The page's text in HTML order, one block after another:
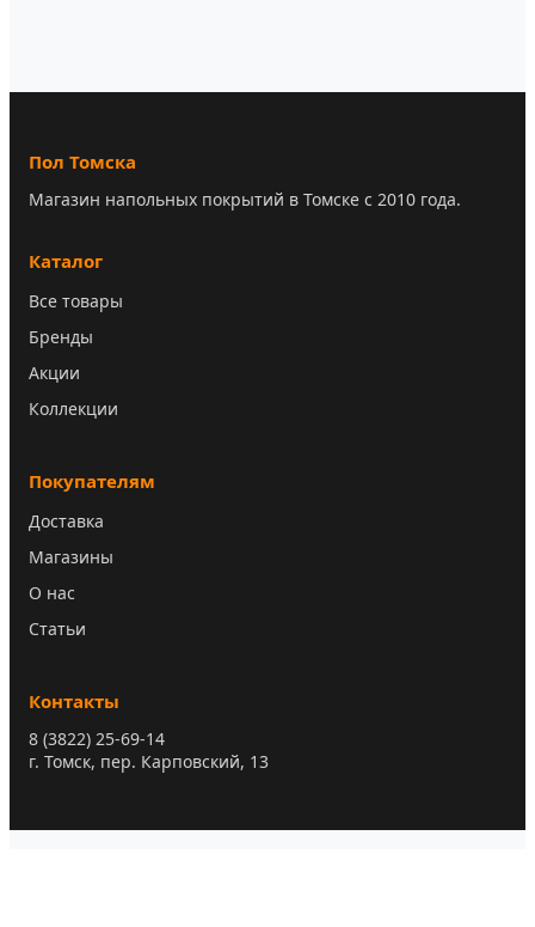
Пол Томска
Магазин напольных покрытий в Томске с 2010 года.
Каталог
Все товары
Бренды
Акции
Коллекции
Покупателям
Доставка
Магазины
О нас
Статьи
Контакты
8 (3822) 25-69-14
г. Томск, пер. Карповский, 13